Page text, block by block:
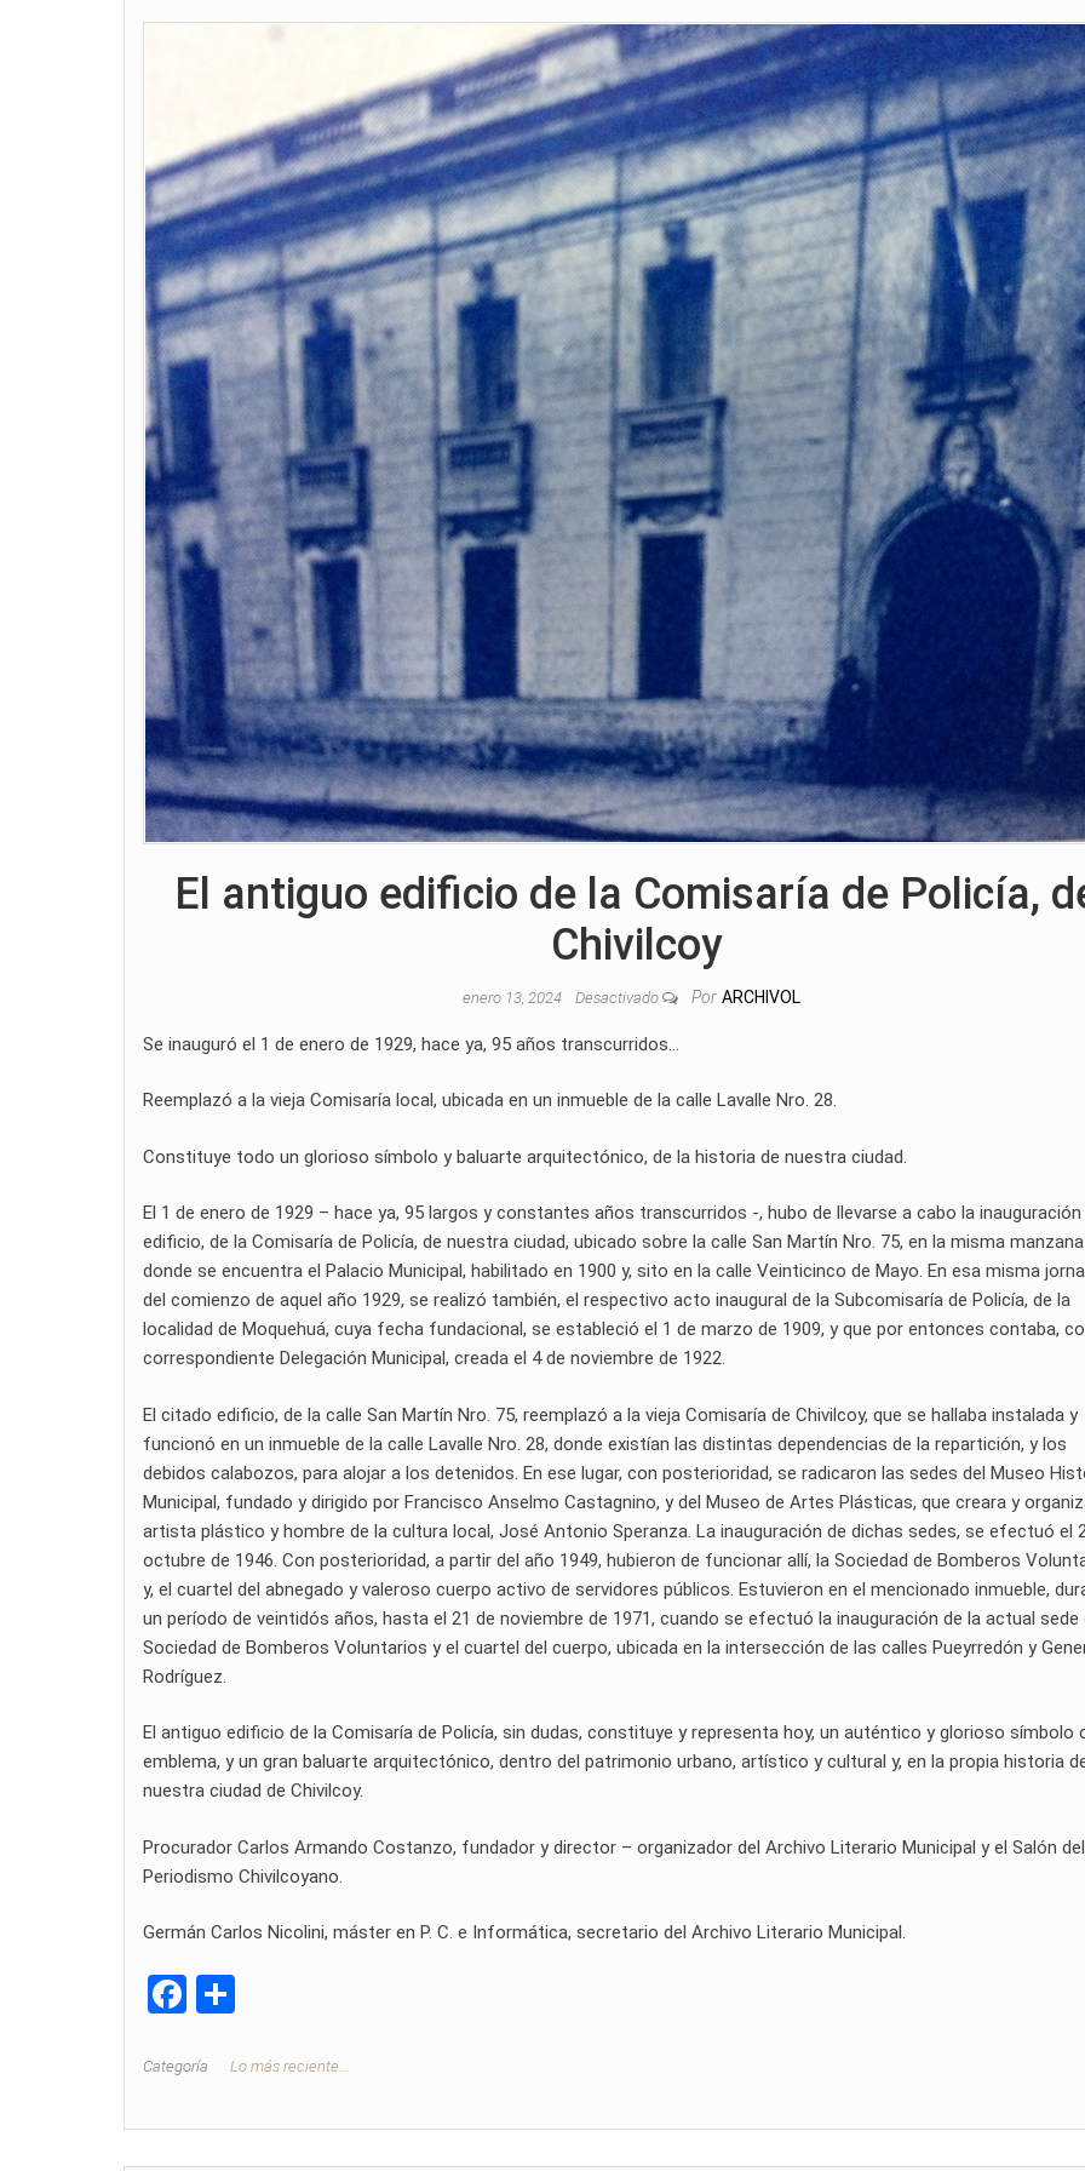
El antiguo edificio de la Comisaría de Policía,
Chivilcoy
enero 13, 2024 Desactivado Por ARCHIVOL
Se inauguró el 1 de enero de 1929, hace ya, 95 años transcurridos…
Reemplazó a la vieja Comisaría local, ubicada en un inmueble de la calle Lavalle Nro. 28.
Constituye todo un glorioso símbolo y baluarte arquitectónico, de la historia de nuestra ciudad.
El 1 de enero de 1929 – hace ya, 95 largos y constantes años transcurridos -, hubo de llevarse a cabo la inauguración
edificio, de la Comisaría de Policía, de nuestra ciudad, ubicado sobre la calle San Martín Nro. 75, en la misma manzana
donde se encuentra el Palacio Municipal, habilitado en 1900 y, sito en la calle Veinticinco de Mayo. En esa misma
del comienzo de aquel año 1929, se realizó también, el respectivo acto inaugural de la Subcomisaría de Policía, de la
localidad de Moquehuá, cuya fecha fundacional, se estableció el 1 de marzo de 1909, y que por entonces contaba,
correspondiente Delegación Municipal, creada el 4 de noviembre de 1922.
El citado edificio, de la calle San Martín Nro. 75, reemplazó a la vieja Comisaría de Chivilcoy, que se hallaba instalada y
funcionó en un inmueble de la calle Lavalle Nro. 28, donde existían las distintas dependencias de la repartición, y los
debidos calabozos, para alojar a los detenidos. En ese lugar, con posterioridad, se radicaron las sedes del Museo
Municipal, fundado y dirigido por Francisco Anselmo Castagnino, y del Museo de Artes Plásticas, que creara y
artista plástico y hombre de la cultura local, José Antonio Speranza. La inauguración de dichas sedes, se efectuó el
octubre de 1946. Con posterioridad, a partir del año 1949, hubieron de funcionar allí, la Sociedad de Bomberos
y, el cuartel del abnegado y valeroso cuerpo activo de servidores públicos. Estuvieron en el mencionado inmueble,
un período de veintidós años, hasta el 21 de noviembre de 1971, cuando se efectuó la inauguración de la actual sede
Sociedad de Bomberos Voluntarios y el cuartel del cuerpo, ubicada en la intersección de las calles Pueyrredón y
Rodríguez.
El antiguo edificio de la Comisaría de Policía, sin dudas, constituye y representa hoy, un auténtico y glorioso símbolo
emblema, y un gran baluarte arquitectónico, dentro del patrimonio urbano, artístico y cultural y, en la propia historia
nuestra ciudad de Chivilcoy.
Procurador Carlos Armando Costanzo, fundador y director – organizador del Archivo Literario Municipal y el Salón del
Periodismo Chivilcoyano.
Germán Carlos Nicolini, máster en P. C. e Informática, secretario del Archivo Literario Municipal.
F
ce
m
Categoría Lo más reciente...